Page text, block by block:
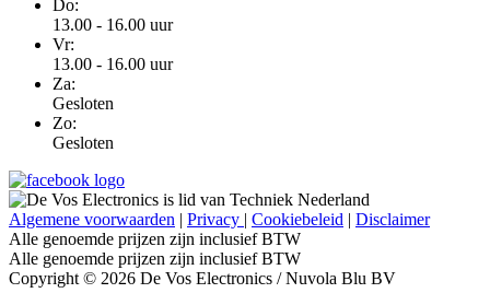
Do:
13.00 - 16.00 uur
Vr:
13.00 - 16.00 uur
Za:
Gesloten
Zo:
Gesloten
Algemene voorwaarden | Privacy | Cookiebeleid | Disclaimer
Alle genoemde prijzen zijn inclusief BTW
Alle genoemde prijzen zijn inclusief BTW
Copyright © 2026 De Vos Electronics / Nuvola Blu BV